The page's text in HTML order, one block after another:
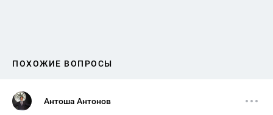
ПОХОЖИЕ ВОПРОСЫ
Антоша Антонов